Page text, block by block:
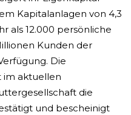
Kapitalanlagen von 4,3
als 12.000 persönliche
Kunden der
Die
im aktuellen
die
und bescheinigt